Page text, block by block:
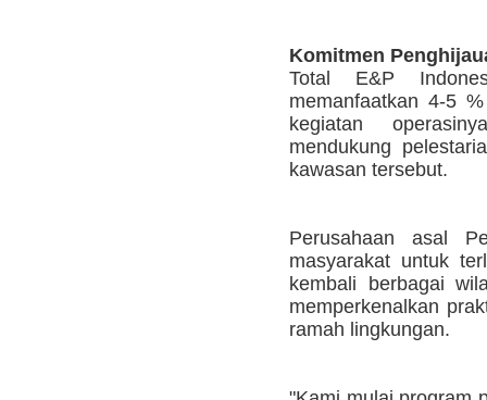
Komitmen
Total E&P
memanfaatkan 4-5
kegiatan
mendukung
kawasan tersebut.
Perusahaan asal
masyarakat untuk
kembali berbagai
memperkenalkan
ramah lingkungan.